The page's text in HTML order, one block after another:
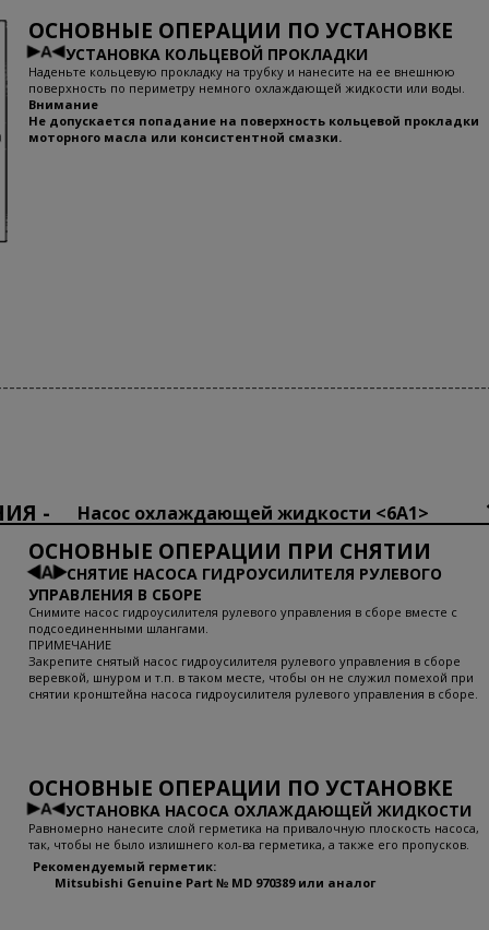
ОСНОВНЫЕ ОПЕРАЦИИ ПО УСТАНОВКЕ
УСТАНОВКА КОЛЬЦЕВОЙ ПРОКЛАДКИ
Наденьте кольцевую прокладку на трубку и нанесите на ее внешнюю
поверхность по периметру немного охлаждающей жидкости или воды.
Внимание
Не допускается попадание на поверхность кольцевой прокладки
моторного масла или консистентной смазки.
- Насос охлаждающей жидкости <6A1>
ОСНОВНЫЕ ОПЕРАЦИИ ПРИ СНЯТИИ
СНЯТИЕ НАСОСА ГИДРОУСИЛИТЕЛЯ РУЛЕВОГО
УПРАВЛЕНИЯ В СБОРЕ
Снимите насос гидроусилителя рулевого управления в сборе вместе с
подсоединенными шлангами.
ПРИМЕЧАНИЕ
Закрепите снятый насос гидроусилителя рулевого управления в сборе
веревкой, шнуром и т.п. в таком месте, чтобы он не служил помехой при
снятии кронштейна насоса гидроусилителя рулевого управления в сборе.
ОСНОВНЫЕ ОПЕРАЦИИ ПО УСТАНОВКЕ
УСТАНОВКА НАСОСА ОХЛАЖДАЮЩЕЙ ЖИДКОСТИ
Равномерно нанесите слой герметика на привалочную плоскость насоса,
так, чтобы не было излишнего кол-ва герметика, а также его пропусков.
Рекомендуемый герметик:
Mitsubishi Genuine Part № MD 970389 или аналог